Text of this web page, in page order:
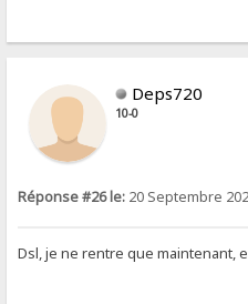
Deps720
10-0
Réponse #26 le: 20 Septembre
Dsl, je ne rentre que maintenant,